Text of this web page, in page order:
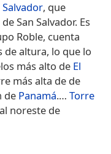
Salvador, que
San Salvador. Es
Roble,​ cuenta
de altura, lo que lo
más alto de El
más alta de de
de Panamá.​… Torre
noreste de